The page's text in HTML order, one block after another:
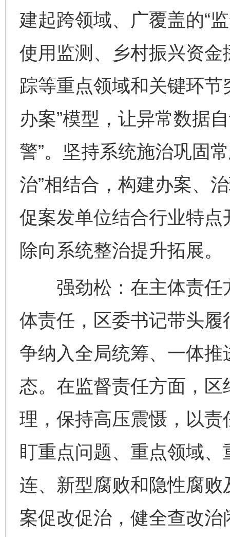
建起跨领域、广覆盖的“
使用监测、乡村振兴资
踪等重点领域和关键环
办案”模型，让异常数据
警”。坚持系统施治巩固
治”相结合，构建办案、
促案发单位结合行业特
除向系统整治提升拓展。
强劲松：在主体责任
体责任，区委书记带头
争纳入全局统筹、一体
态。在监督责任方面，
理，保持高压震慑，以
盯重点问题、重点领域
连、新型腐败和隐性腐
案促改促治，健全查改